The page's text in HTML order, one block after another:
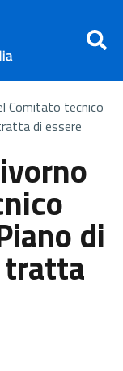
Comitato tecnico
di essere
di
tratta